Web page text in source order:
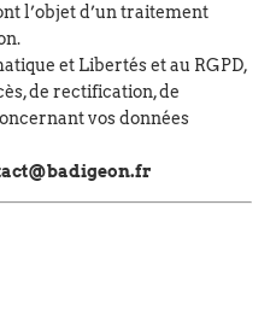
l’objet d’un traitement
et Libertés et au RGPD,
de rectification, de
vos données